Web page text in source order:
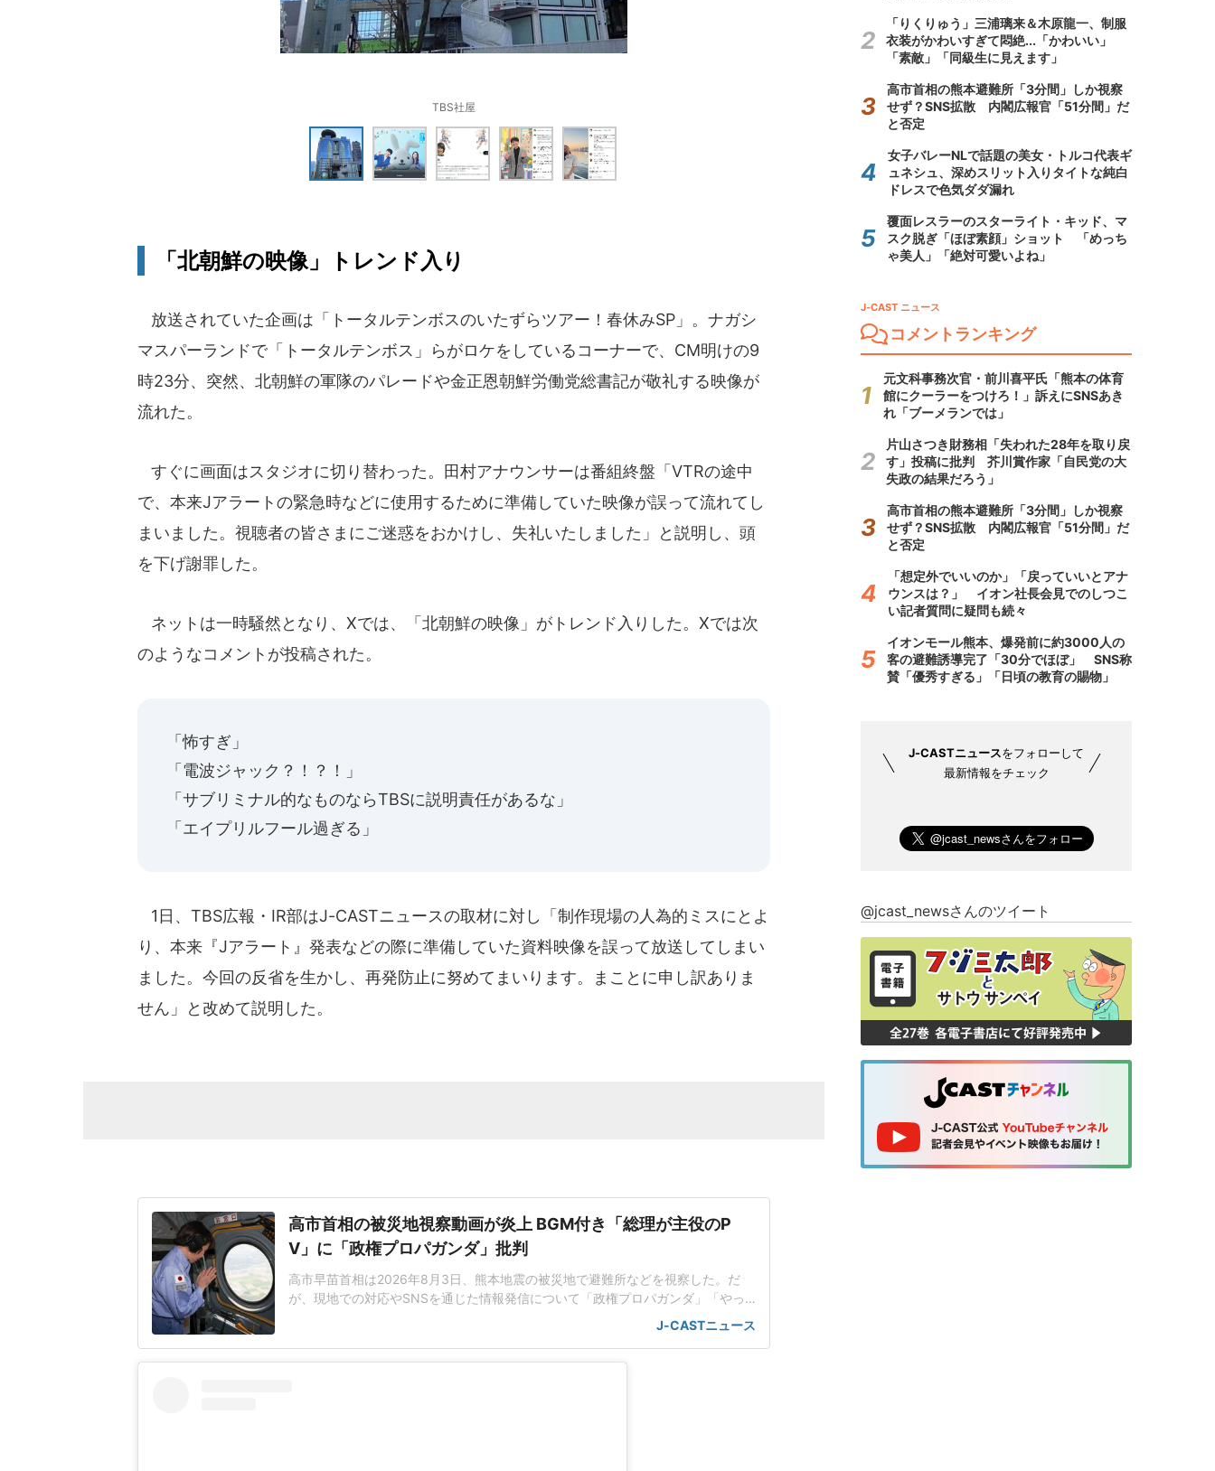
TBS社屋
「北朝鮮の映像」トレンド入り
放送されていた企画は「トータルテンボスのいたずらツアー！春休みSP」。ナガシ
マスパーランドで「トータルテンボス」らがロケをしているコーナーで、CM明けの9
時23分、突然、北朝鮮の軍隊のパレードや金正恩朝鮮労働党総書記が敬礼する映像が
流れた。
すぐに画面はスタジオに切り替わった。田村アナウンサーは番組終盤「VTRの途中
で、本来Jアラートの緊急時などに使用するために準備していた映像が誤って流れてし
まいました。視聴者の皆さまにご迷惑をおかけし、失礼いたしました」と説明し、頭
を下げ謝罪した。
ネットは一時騒然となり、Xでは、「北朝鮮の映像」がトレンド入りした。Xでは次
のようなコメントが投稿された。
「怖すぎ」
「電波ジャック？！？！」
「サブリミナル的なものならTBSに説明責任があるな」
「エイプリルフール過ぎる」
1日、TBS広報・IR部はJ-CASTニュースの取材に対し「制作現場の人為的ミスにとよ
り、本来『Jアラート』発表などの際に準備していた資料映像を誤って放送してしまい
ました。今回の反省を生かし、再発防止に努めてまいります。まことに申し訳ありま
せん」と改めて説明した。
高市首相の被災地視察動画が炎上 BGM付き「総理が主役のP
V」に「政権プロパガンダ」批判
高市早苗首相は2026年8月3日、熊本地震の被災地で避難所などを視察した。だ
が、現地での対応やSNSを通じた情報発信について「政権プロパガンダ」「やっ
てることが北朝鮮」などと酷評が相次ぐ事態に。支持率に翳りが見えてきた政権
のパフォーマンスを優先したともとれる内容に、厳しい視線が注がれている。日
J-CASTニュース
「りくりゅう」三浦璃来＆木原龍一、制服
衣装がかわいすぎて悶絶...「かわいい」
「素敵」「同級生に見えます」
高市首相の熊本避難所「3分間」しか視察
せず？SNS拡散 内閣広報官「51分間」だ
と否定
女子バレーNLで話題の美女・トルコ代表ギ
ュネシュ、深めスリット入りタイトな純白
ドレスで色気ダダ漏れ
覆面レスラーのスターライト・キッド、マ
スク脱ぎ「ほぼ素顔」ショット 「めっち
ゃ美人」「絶対可愛いよね」
J-CAST ニュース
コメントランキング
元文科事務次官・前川喜平氏「熊本の体育
館にクーラーをつけろ！」訴えにSNSあき
れ「ブーメランでは」
片山さつき財務相「失われた28年を取り戻
す」投稿に批判 芥川賞作家「自民党の大
失政の結果だろう」
高市首相の熊本避難所「3分間」しか視察
せず？SNS拡散 内閣広報官「51分間」だ
と否定
「想定外でいいのか」「戻っていいとアナ
ウンスは？」 イオン社長会見でのしつこ
い記者質問に疑問も続々
イオンモール熊本、爆発前に約3000人の
客の避難誘導完了「30分でほぼ」 SNS称
賛「優秀すぎる」「日頃の教育の賜物」
J-CASTニュースをフォローして
最新情報をチェック
@jcast_newsさんのツイート